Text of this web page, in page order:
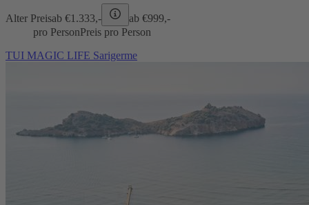
Alter Preisab €1.333,- ab €999,-
pro PersonPreis pro Person
TUI MAGIC LIFE Sarigerme